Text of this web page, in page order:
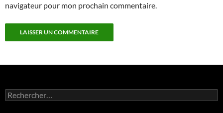
navigateur pour mon prochain commentaire.
Rechercher :